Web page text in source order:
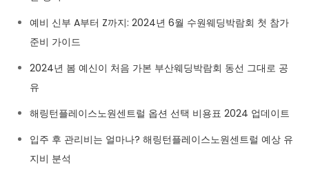
예비 신부 A부터 Z까지: 2024년 6월 수원웨딩박람회 첫 참가
준비 가이드
2024년 봄 예신이 처음 가본 부산웨딩박람회 동선 그대로 공
유
해링턴플레이스노원센트럴 옵션 선택 비용표 2024 업데이트
입주 후 관리비는 얼마나? 해링턴플레이스노원센트럴 예상 유
지비 분석